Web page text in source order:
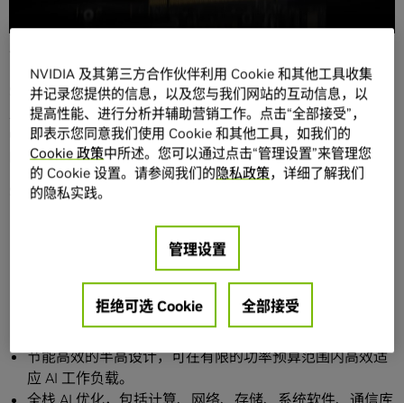
SuperNIC 是一类新型网络加速器，旨在为基于以太网的AI云
上运行的超大规模 AI 工作负载提供强效助力。它为 GPU 到
GPU 通信提供快速的网络连接，使用基于以太网的远程直接
内存访问 (RoCE) 技术实现 400Gb/s 的速度。
SuperNIC 结合了以下独特属性：
高速数据包重排序可确保数据包的接收和处理顺序与源端
发送的顺序相同。这可保持数据流的顺序完整性。
使用实时遥测数据和网络感知算法进行高级拥塞控制，以
输入/输出 (I/O) 路径上的可编程计算，可实现 AI 云数据中
节能高效的半高设计，可在有限的功率预算范围内高效适
应 AI 工作负载。
NVIDIA 及其第三方合作伙伴利用 Cookie 和其他工具收集
并记录您提供的信息，以及您与我们网站的互动信息，以
提高性能、进行分析并辅助营销工作。点击“全部接受”，
即表示您同意我们使用 Cookie 和其他工具，如我们的
Cookie 政策中所述。您可以通过点击“管理设置”来管理您
的 Cookie 设置。请参阅我们的隐私政策，详细了解我们
的隐私实践。
管理设置
拒绝可选 Cookie 全部接受